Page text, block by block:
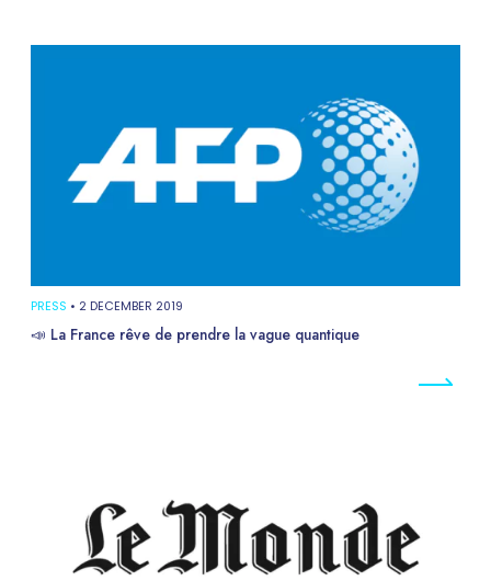
PRESS • 2 DECEMBER 2019
📣 La France rêve de prendre la vague quantique